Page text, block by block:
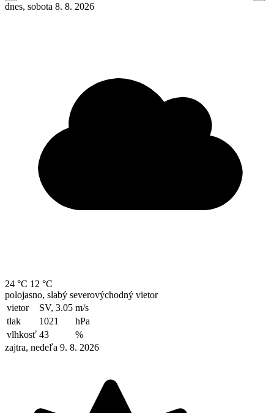
dnes, sobota 8. 8. 2026
24 °C 12 °C
polojasno, slabý severovýchodný vietor
vietor
SV, 3.05 m/s
tlak
1021
hPa
vlhkosť 43
%
zajtra, nedeľa 9. 8. 2026